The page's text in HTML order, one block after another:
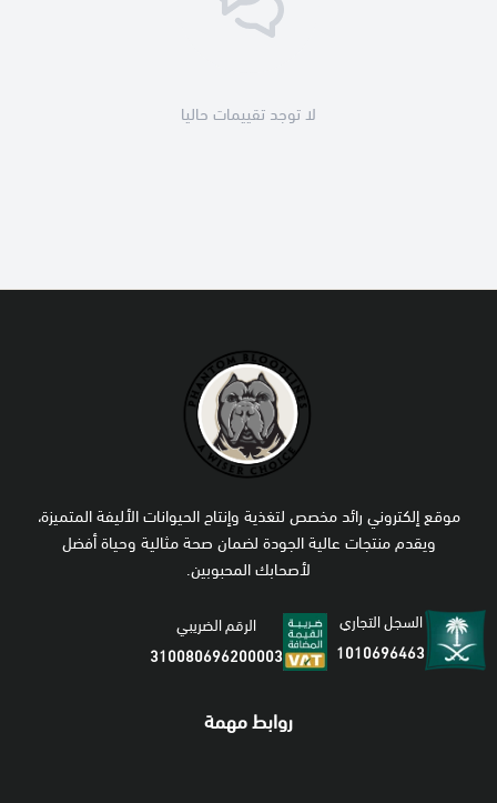
لا توجد تقييمات حاليا
موقع إلكتروني رائد مخصص لتغذية وإنتاج الحيوانات الأليفة المتميزة،
ويقدم منتجات عالية الجودة لضمان صحة مثالية وحياة أفضل
لأصحابك المحبوبين.
السجل التجاري
1010696463
الرقم الضريبي
310080696200003
روابط مهمة